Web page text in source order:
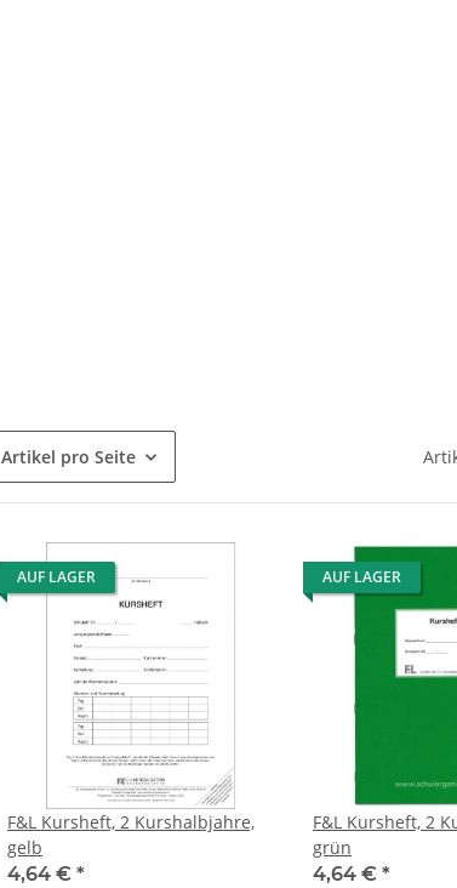
Artikel pro Seite
AUF LAGER
F&L Kursheft, 2 Kurshalbjahre,
gelb
4,64 € *
AUF LAGER
F&L Kursheft, 2
grün
4,64 € *